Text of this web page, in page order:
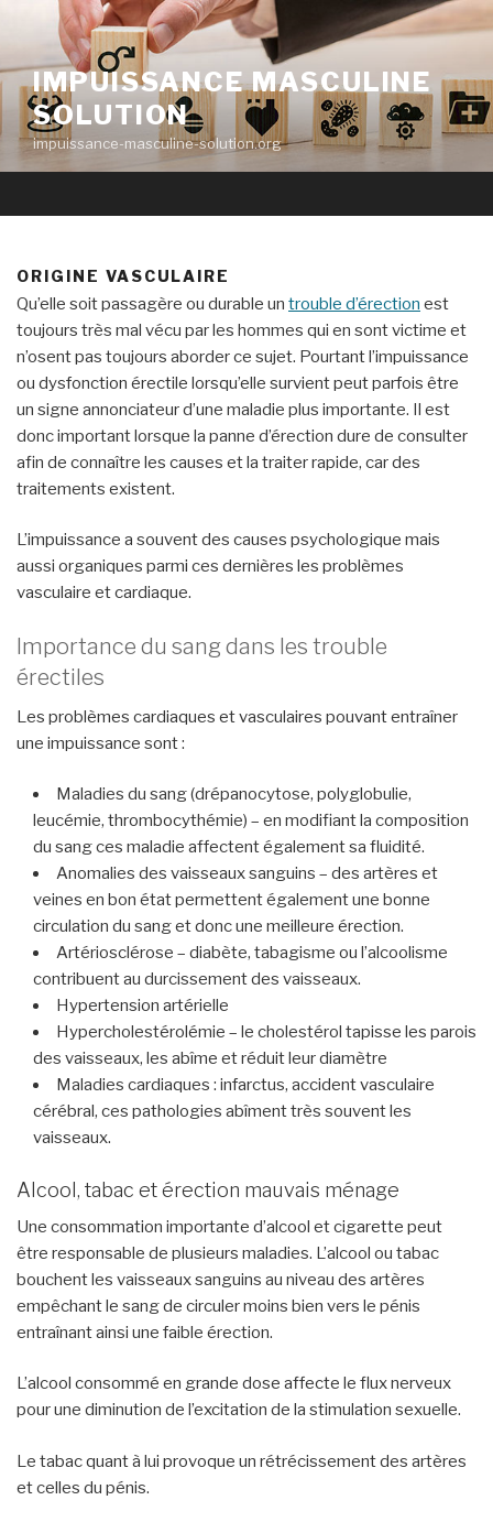
contenu
principal
IMPUISSANCE MASCULINE
SOLUTION
impuissance-masculine-solution.org
ORIGINE VASCULAIRE
Qu’elle soit passagère ou durable un trouble d’érection est
toujours très mal vécu par les hommes qui en sont victime et
n’osent pas toujours aborder ce sujet. Pourtant l’impuissance
ou dysfonction érectile lorsqu’elle survient peut parfois être
un signe annonciateur d’une maladie plus importante. Il est
donc important lorsque la panne d’érection dure de consulter
afin de connaître les causes et la traiter rapide, car des
traitements existent.
L’impuissance a souvent des causes psychologique mais
aussi organiques parmi ces dernières les problèmes
vasculaire et cardiaque.
Importance du sang dans les trouble
érectiles
Les problèmes cardiaques et vasculaires pouvant entraîner
une impuissance sont :
Maladies du sang (drépanocytose, polyglobulie,
leucémie, thrombocythémie) – en modifiant la composition
du sang ces maladie affectent également sa fluidité.
Anomalies des vaisseaux sanguins – des artères et
veines en bon état permettent également une bonne
circulation du sang et donc une meilleure érection.
Artériosclérose – diabète, tabagisme ou l’alcoolisme
contribuent au durcissement des vaisseaux.
Hypertension artérielle
Hypercholestérolémie – le cholestérol tapisse les parois
des vaisseaux, les abîme et réduit leur diamètre
Maladies cardiaques : infarctus, accident vasculaire
cérébral, ces pathologies abîment très souvent les
vaisseaux.
Alcool, tabac et érection mauvais ménage
Une consommation importante d’alcool et cigarette peut
être responsable de plusieurs maladies. L’alcool ou tabac
bouchent les vaisseaux sanguins au niveau des artères
empêchant le sang de circuler moins bien vers le pénis
entraînant ainsi une faible érection.
L’alcool consommé en grande dose affecte le flux nerveux
pour une diminution de l’excitation de la stimulation sexuelle.
Le tabac quant à lui provoque un rétrécissement des artères
et celles du pénis.